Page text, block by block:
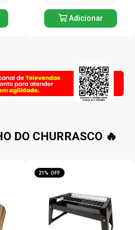
Adicionar
DO CHURRASCO 🔥
16% OFF